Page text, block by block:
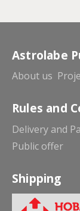
Astrolabe
About us
Rules and
Delivery and
Public offer
Shipping